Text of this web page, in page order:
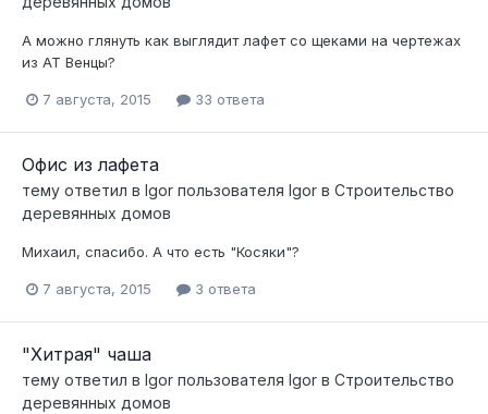
А можно глянуть как выглядит лафет со щеками на чертежах
из АТ Венцы?
7 августа, 2015 33 ответа
Офис из лафета
тему ответил в Igor пользователя Igor в Строительство
деревянных домов
Михаил, спасибо. А что есть "Косяки"?
7 августа, 2015 3 ответа
"Хитрая" чаша
тему ответил в Igor пользователя Igor в Строительство
деревянных домов